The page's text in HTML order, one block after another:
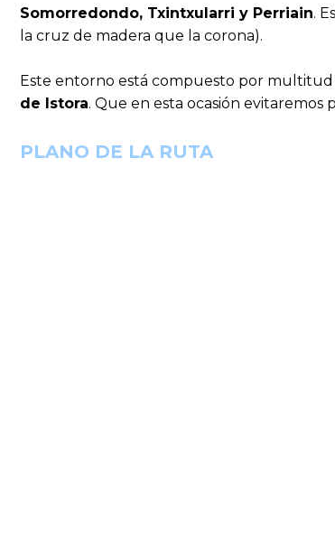
Somorredondo, Txintxularri y Perriain.
la cruz de madera que la corona).
Este entorno está compuesto por multitud
de Istora. Que en esta ocasión evitaremos
PLANO DE LA RUTA